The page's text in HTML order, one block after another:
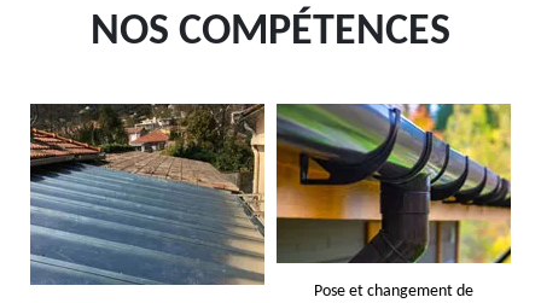
NOS COMPÉTENCES
Pose et changement de